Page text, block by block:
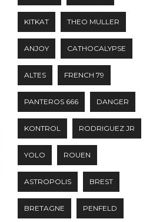
KITKAT THEO MULLER
ANJOY CATHOCALYPSE
ALTES FRENCH 79
PANTEROS 666 DANGER
KONTROL RODRIGUEZ JR
YOLO ROUEN
ASTROPOLIS BREST
BRETAGNE PENFELD